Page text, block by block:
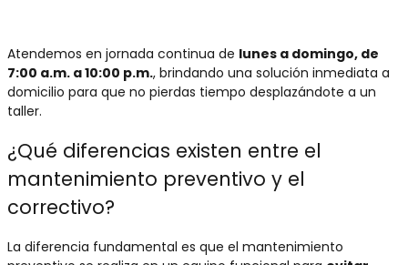
Atendemos en jornada continua de lunes a domingo, de
7:00 a.m. a 10:00 p.m., brindando una solución inmediata a
domicilio para que no pierdas tiempo desplazándote a un
taller.
¿Qué diferencias existen entre el
mantenimiento preventivo y el
correctivo?
La diferencia fundamental es que el mantenimiento